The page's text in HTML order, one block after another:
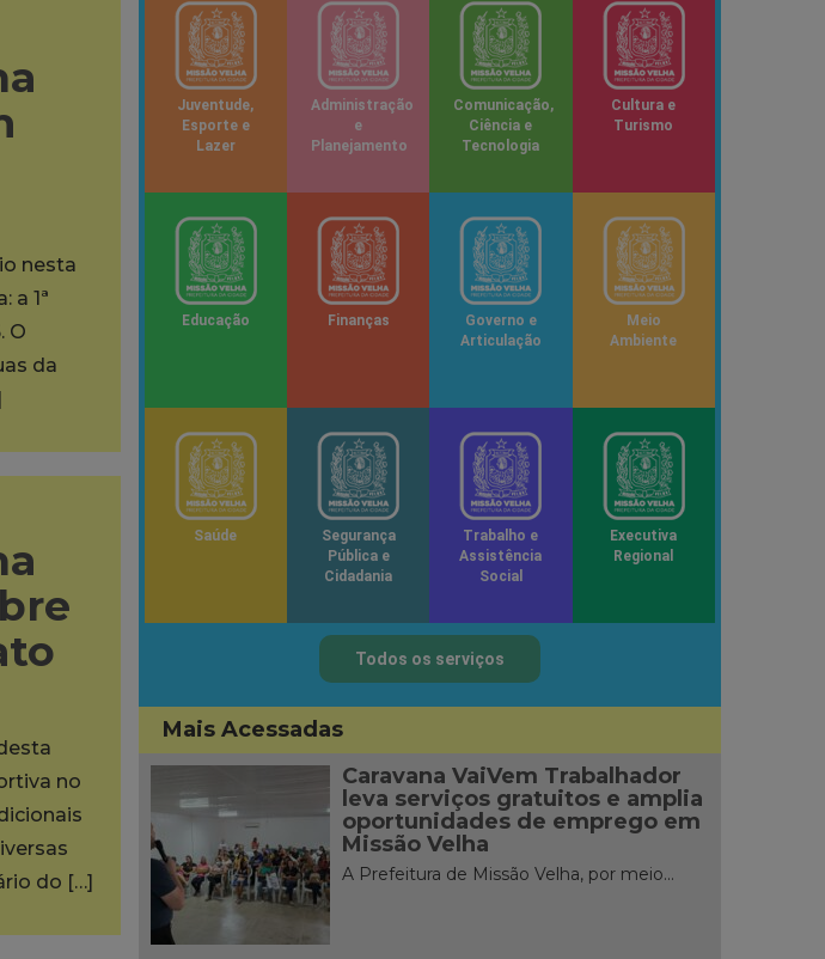
nesta
a 1ª
O
da
no
do […]
Juventude,
Esporte e
Lazer
Administração
e
Planejamento
Comunicação,
Ciência e
Tecnologia
Cultura e
Turismo
Educação Finanças
Governo e
Articulação
Meio
Ambiente
Saúde
Segurança
Pública e
Cidadania
Trabalho e
Assistência
Social
Executiva
Regional
Todos os serviços
Mais Acessadas
Caravana VaiVem Trabalhador
leva serviços gratuitos e amplia
oportunidades de emprego em
Missão Velha
A Prefeitura de Missão Velha, por meio...